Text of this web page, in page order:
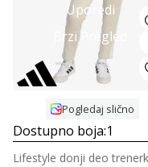
Uporedi
Brzi Pregled
Pogledaj slično
Dostupno boja:1